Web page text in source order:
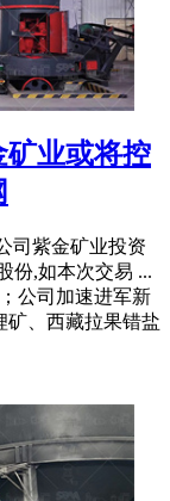
业或将控
司紫金矿业投资
份,如本次交易 ...
公司加速进军新
矿、西藏拉果错盐